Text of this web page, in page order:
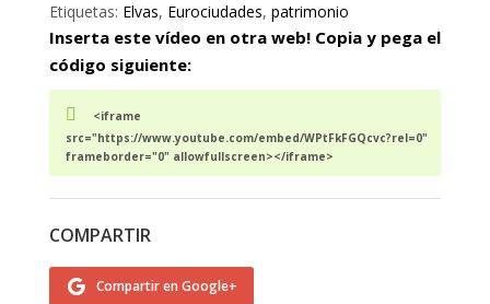
Etiquetas: Elvas, Eurociudades, patrimonio
Inserta este vídeo en otra web! Copia y pega el
código siguiente:
<iframe
src="https://www.youtube.com/embed/WPtFkFGQcvc?rel=0"
frameborder="0" allowfullscreen></iframe>
COMPARTIR
Compartir en Google+